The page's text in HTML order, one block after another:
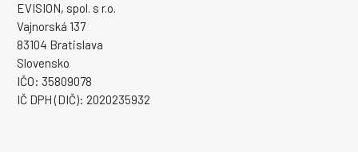
EVISION, spol. s r.o.
Vajnorská 137
83104 Bratislava
Slovensko
IČO: 35809078
IČ DPH (DIČ): 2020235932